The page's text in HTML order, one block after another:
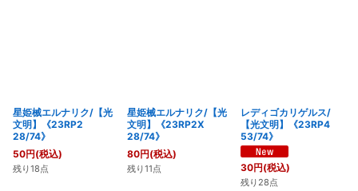
星姫械エルナリク/【光
文明】《23RP2
28/74》
50円(税込)
残り18点
星姫械エルナリク/【光
文明】《23RP2X
28/74》
80円(税込)
残り11点
レディゴカリゲルス/
【光文明】《23RP4
53/74》
30円(税込)
残り28点